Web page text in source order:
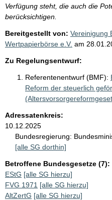
Verfügung steht, die auch die
berücksichtigen.
Bereitgestellt von: Vereinigung
Wertpapierbörse e.V. am
Zu Regelungsentwurf:
Referentenentwurf (BMF):
Reform der steuerlich
Adressatenkreis:
10.12.2025
Bundesregierung:
[alle SG dorthin]
Betroffene Bundesgesetze (7):
EStG [alle SG hierzu]
FVG 1971 [alle SG hierzu]
AltZertG [alle SG hierzu]